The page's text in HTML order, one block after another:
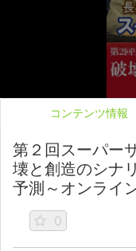
コンテンツ情報
第２回スーパー
壊と創造のシナ
予測～オンライ
0